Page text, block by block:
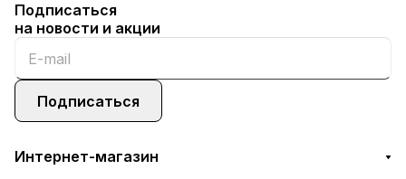
Подписаться
на новости и акции
Подписаться
Интернет-магазин